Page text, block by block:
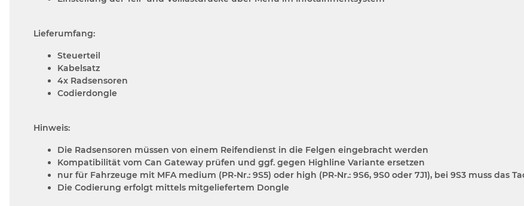
Lieferumfang:
Steuerteil
Kabelsatz
4x Radsensoren
Codierdongle
Hinweis:
Die Radsensoren müssen von einem Reifendienst in die Felgen eingebracht werden
Kompatibilität vom Can Gateway prüfen und ggf. gegen Highline Variante ersetzen
nur für Fahrzeuge mit MFA medium (PR-Nr.: 9S5) oder high (PR-Nr.: 9S6, 9S0 oder 7J1), bei 9S3 muss das
Die Codierung erfolgt mittels mitgeliefertem Dongle